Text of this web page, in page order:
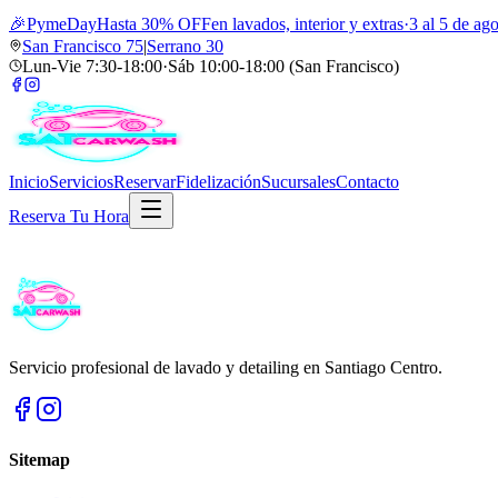
🎉PymeDayHasta 30% OFFen lavados, interior y extras·3 al 5 de
San Francisco 75|Serrano 30
Lun-Vie 7:30-18:00·Sáb 10:00-18:00 (San Francisco)
InicioServiciosReservarFidelizaciónSucursalesContacto
Reserva Tu Hora
Servicio profesional de lavado y detailing en Santiago Centro.
Sitemap